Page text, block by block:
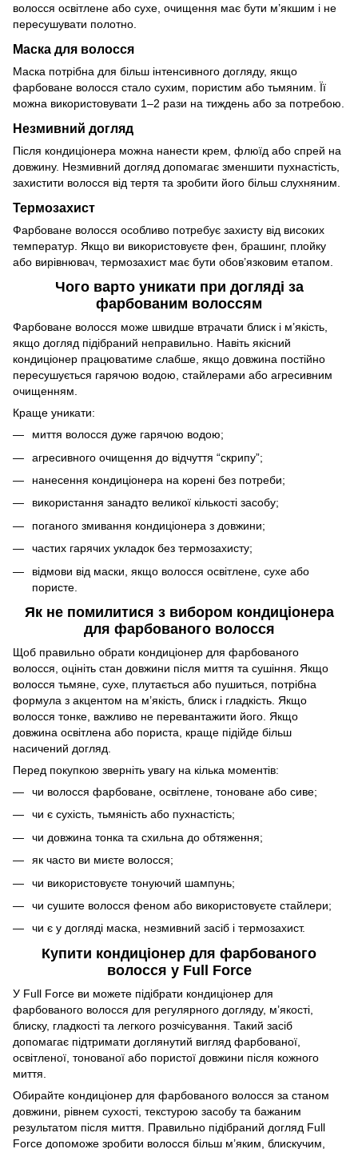
волосся освітлене або сухе, очищення має бути м’якшим і не
пересушувати полотно.
Маска для волосся
Маска потрібна для більш інтенсивного догляду, якщо
фарбоване волосся стало сухим, пористим або тьмяним. Її
можна використовувати 1–2 рази на тиждень або за потребою.
Незмивний догляд
Після кондиціонера можна нанести крем, флюїд або спрей на
довжину. Незмивний догляд допомагає зменшити пухнастість,
захистити волосся від тертя та зробити його більш слухняним.
Термозахист
Фарбоване волосся особливо потребує захисту від високих
температур. Якщо ви використовуєте фен, брашинг, плойку
або вирівнювач, термозахист має бути обов’язковим етапом.
Чого варто уникати при догляді за
фарбованим волоссям
Фарбоване волосся може швидше втрачати блиск і м’якість,
якщо догляд підібраний неправильно. Навіть якісний
кондиціонер працюватиме слабше, якщо довжина постійно
пересушується гарячою водою, стайлерами або агресивним
очищенням.
Краще уникати:
миття волосся дуже гарячою водою;
агресивного очищення до відчуття “скрипу”;
нанесення кондиціонера на корені без потреби;
використання занадто великої кількості засобу;
поганого змивання кондиціонера з довжини;
частих гарячих укладок без термозахисту;
відмови від маски, якщо волосся освітлене, сухе або
пористе.
Як не помилитися з вибором кондиціонера
для фарбованого волосся
Щоб правильно обрати кондиціонер для фарбованого
волосся, оцініть стан довжини після миття та сушіння. Якщо
волосся тьмяне, сухе, плутається або пушиться, потрібна
формула з акцентом на м’якість, блиск і гладкість. Якщо
волосся тонке, важливо не перевантажити його. Якщо
довжина освітлена або пориста, краще підійде більш
насичений догляд.
Перед покупкою зверніть увагу на кілька моментів:
чи волосся фарбоване, освітлене, тоноване або сиве;
чи є сухість, тьмяність або пухнастість;
чи довжина тонка та схильна до обтяження;
як часто ви миєте волосся;
чи використовуєте тонуючий шампунь;
чи сушите волосся феном або використовуєте стайлери;
чи є у догляді маска, незмивний засіб і термозахист.
Купити кондиціонер для фарбованого
волосся у Full Force
У Full Force ви можете підібрати кондиціонер для
фарбованого волосся для регулярного догляду, м’якості,
блиску, гладкості та легкого розчісування. Такий засіб
допомагає підтримати доглянутий вигляд фарбованої,
освітленої, тонованої або пористої довжини після кожного
миття.
Обирайте кондиціонер для фарбованого волосся за станом
довжини, рівнем сухості, текстурою засобу та бажаним
результатом після миття. Правильно підібраний догляд Full
Force допоможе зробити волосся більш м’яким, блискучим,